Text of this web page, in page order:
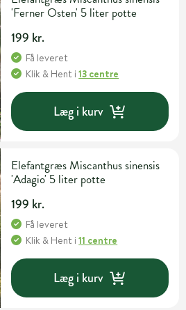
'Ferner Osten' 5 liter potte
199 kr.
Få leveret
Klik & Hent i13 centre
Læg i kurv
Elefantgræs Miscanthus sinensis
'Adagio' 5 liter potte
199 kr.
Få leveret
Klik & Hent i11 centre
Læg i kurv